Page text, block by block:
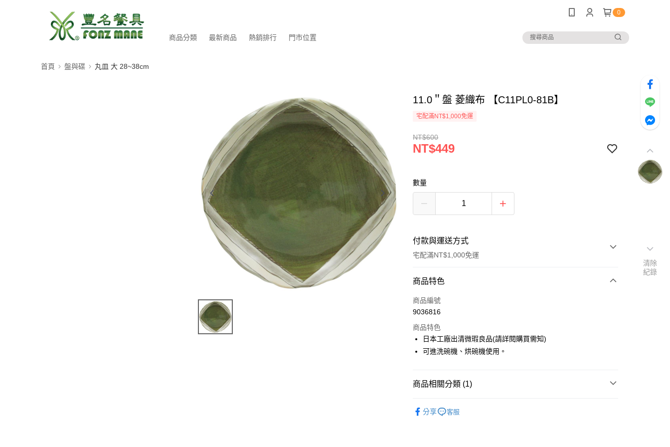
0
商品分類 最新商品 熱銷排行 門市位置
首頁 盤與碟 丸皿 大 28~38cm
11.0＂盤 菱織布 【C11PL0-81B】
宅配滿NT$1,000免運
NT$600
NT$449
數量
付款與運送方式
宅配滿NT$1,000免運
付款方式
信用卡一次付款
Apple Pay
街口支付
ATM付款
商品特色
商品編號
9036816
商品特色
日本工廠出清微瑕良品(請詳閱購買需知)
可進洗碗機、烘碗機使用。
商品相關分類 (1)
分享
客服
清除
紀錄